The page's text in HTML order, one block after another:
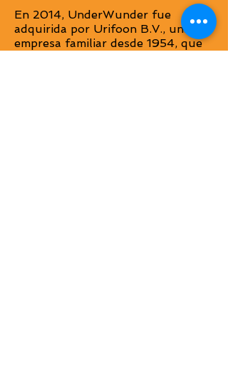
En 2014, UnderWunder fue
adquirida por Urifoon B.V., una
empresa familiar desde 1954, que